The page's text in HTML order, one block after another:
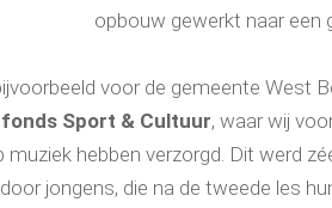
opbouw gewerkt naar een
voor de gemeente West
Sport & Cultuur, waar wij
muziek hebben verzorgd. Dit werd
door jongens, die na de tweede les